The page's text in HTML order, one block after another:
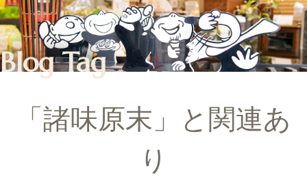
Blog Tag
「諸味原末」と関連あ
り